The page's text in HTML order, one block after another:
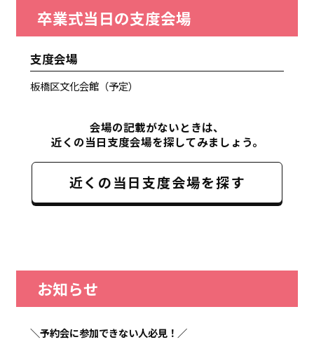
卒業式当日の支度会場
支度会場
板橋区文化会館（予定）
会場の記載がないときは、
近くの当日支度会場を探してみましょう。
近くの当日支度会場を探す
お知らせ
＼予約会に参加できない人必見！／